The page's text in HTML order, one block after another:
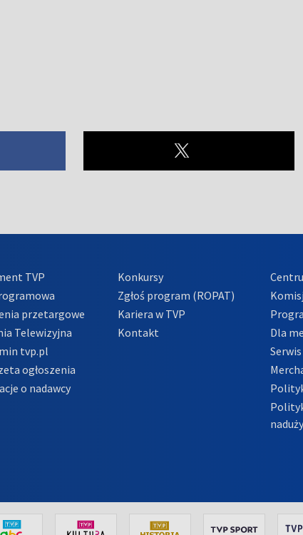
TVP
przetargowe
Telewizyjna
tvp.pl
ogłoszenia
o nadawcy
Konkursy
Zgłoś program (ROPAT)
Kariera w TVP
Kontakt
Dla